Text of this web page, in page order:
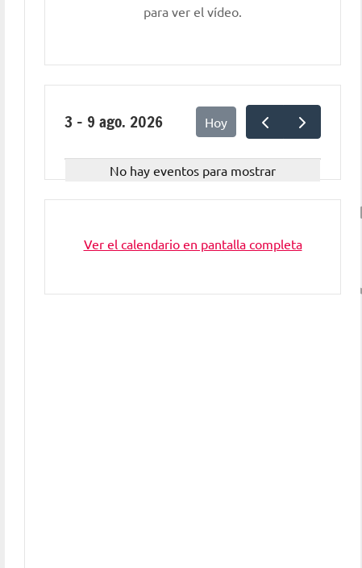
para ver el vídeo.
3 – 9 ago. 2026 Hoy
No hay eventos para mostrar
Ver el calendario en pantalla completa